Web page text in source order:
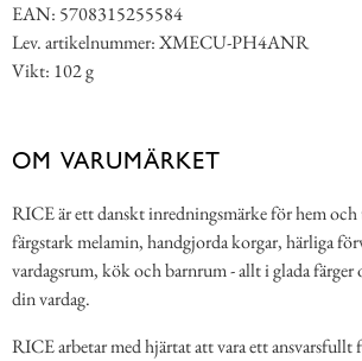
EAN: 5708315255584
Lev. artikelnummer: XMECU-PH4ANR
Vikt: 102 g
OM VARUMÄRKET
RICE är ett danskt inredningsmärke för hem
färgstark melamin, handgjorda korgar, härliga
vardagsrum, kök och barnrum - allt i glada
din vardag.
RICE arbetar med hjärtat att vara ett